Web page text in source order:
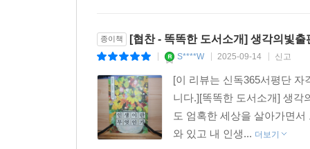
닥은 다시 또 찾아올 것이다. 그러나 우리가 알아
--- p.192
자기다운 삶은 다른 이의 기대와 기준에 맞춰진
삶이다. 꽃이 다른 꽃을 닮으려 하지 않고 자기만
때 진정한 삶의 의미를 찾을 수 있다.
종이책 [협찬 - 똑똑한 도서소개] 생각의빛
S****W 2025-09-14 신고
[이 리뷰는 신독365서평단
니다.][똑똑한 도서소개] 생각
도 엄혹한 세상을 살아가면
와 있고 내 인생... 더보기